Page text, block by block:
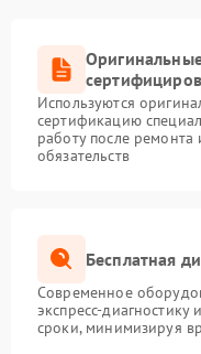
Используются
сертификацию
работу после
обязательств
Бесплатная
Современное
экспресс-
сроки, минимизируя